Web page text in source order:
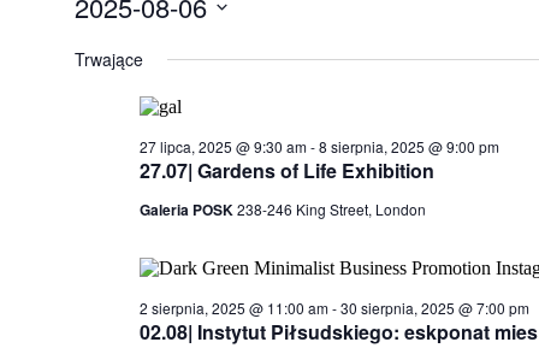
for
6
sierpnia,
datę.
Trwające
27.07| Gardens of Life Exhibition
27 lipca, 2025 @ 9:30 am-8 sierpnia, 2025 @ 9:00 pm
Galeria POSK238-246 King Street, London
02.08| Instytut Piłsudskiego: eskponat
2 sierpnia, 2025 @ 11:00 am-30 sierpnia, 2025 @ 7:00 pm